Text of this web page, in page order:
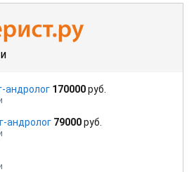
андролог 170000руб.
андролог 79000руб.